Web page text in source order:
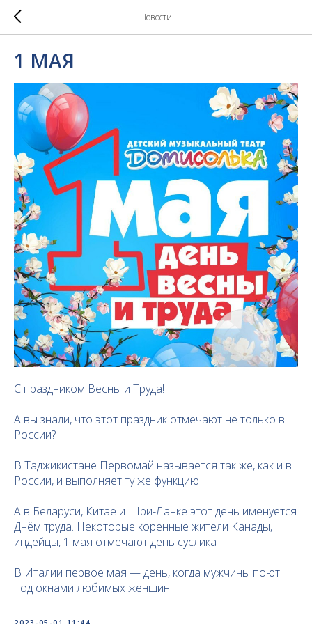
Новости
1 МАЯ
С праздником Весны и Труда!
А вы знали, что этот праздник отмечают не только в
России?
В Таджикистане Первомай называется так же, как и в
России, и выполняет ту же функцию
А в Беларуси, Китае и Шри-Ланке этот день именуется
Днём труда. Некоторые коренные жители Канады,
индейцы, 1 мая отмечают день суслика
В Италии первое мая — день, когда мужчины поют
под окнами любимых женщин.